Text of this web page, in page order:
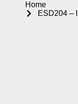
Home
ESD204 –